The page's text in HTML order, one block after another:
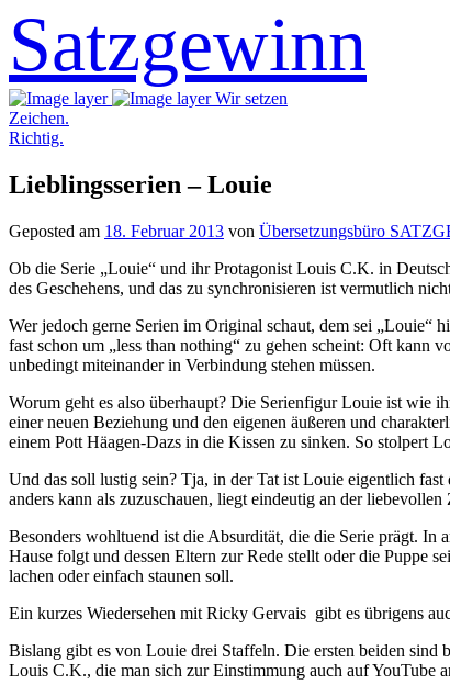
Satzgewinn
Wir setzen
Zeichen.
Richtig.
Lieblingsserien – Louie
Geposted am 18. Februar 2013 von Übersetzungsbüro
Ob die Serie „Louie“ und ihr Protagonist Louis C.K. in
des Geschehens, und das zu synchronisieren ist vermutlich
Wer jedoch gerne Serien im Original schaut, dem sei „Louie“
fast schon um „less than nothing“ zu gehen scheint: Oft kann
unbedingt miteinander in Verbindung stehen müssen.
Worum geht es also überhaupt? Die Serienfigur Louie ist wie
einer neuen Beziehung und den eigenen äußeren und
einem Pott Häagen-Dazs in die Kissen zu sinken. So stolpert
Und das soll lustig sein? Tja, in der Tat ist Louie eigentlich
anders kann als zuzuschauen, liegt eindeutig an der
Besonders wohltuend ist die Absurdität, die die Serie prägt.
Hause folgt und dessen Eltern zur Rede stellt oder die Puppe
lachen oder einfach staunen soll.
Ein kurzes Wiedersehen mit Ricky Gervais gibt es übrigens
Bislang gibt es von Louie drei Staffeln. Die ersten beiden
Louis C.K., die man sich zur Einstimmung auch auf YouTube